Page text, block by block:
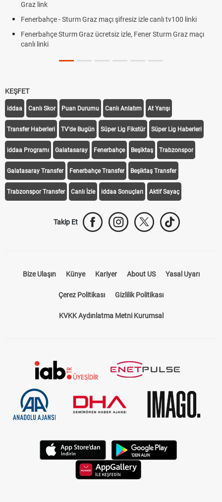
Graz link
Fenerbahçe - Sturm Graz maçı şifresiz izle canlı tv100 linki
Fenerbahçe Sturm Graz ücretsiz izle, Fener Sturm Graz maçı
canlı linki
KEŞFET
iddaa Canlı Skor Puan Durumu Canlı Anlatım At Yarışı
Transfer Haberleri TV'de Bugün Süper Lig Fikstür Süper Lig Haberleri
iddaa Programı Galatasaray Fenerbahçe Beşiktaş Trabzonspor
Galatasaray Transfer Fenerbahçe Transfer Beşiktaş Transfer
Trabzonspor Transfer Canlı İzle iddaa Sonuçları Aktif Sayaç
Takip Et
Bize Ulaşın Künye Kariyer About US Yasal Uyarı
Çerez Politikası Gizlilik Politikası
KVKK Aydınlatma Metni Kurumsal